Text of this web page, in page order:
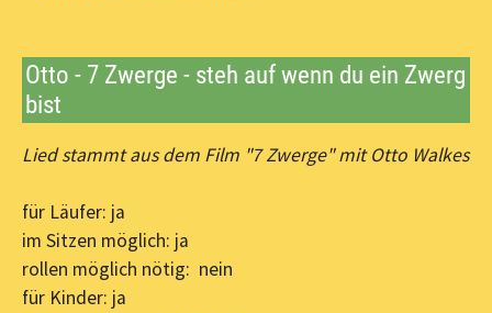
Otto - 7 Zwerge - steh auf wenn du ein Zwerg
bist
Lied stammt aus dem Film "7 Zwerge" mit Otto Walkes
für Läufer: ja
im Sitzen möglich: ja
rollen möglich nötig: nein
für Kinder: ja